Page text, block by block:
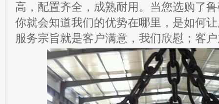
高，配置齐全，成熟耐用。当您选购了
你就会知道我们的优势在哪里，是如何
服务宗旨就是客户满意，我们欣慰；客